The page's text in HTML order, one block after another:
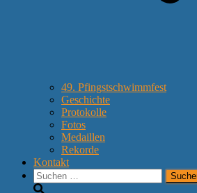
49. Pfingstschwimmfest
Geschichte
Protokolle
Fotos
Medaillen
Rekorde
Kontakt
Suchen
nach: